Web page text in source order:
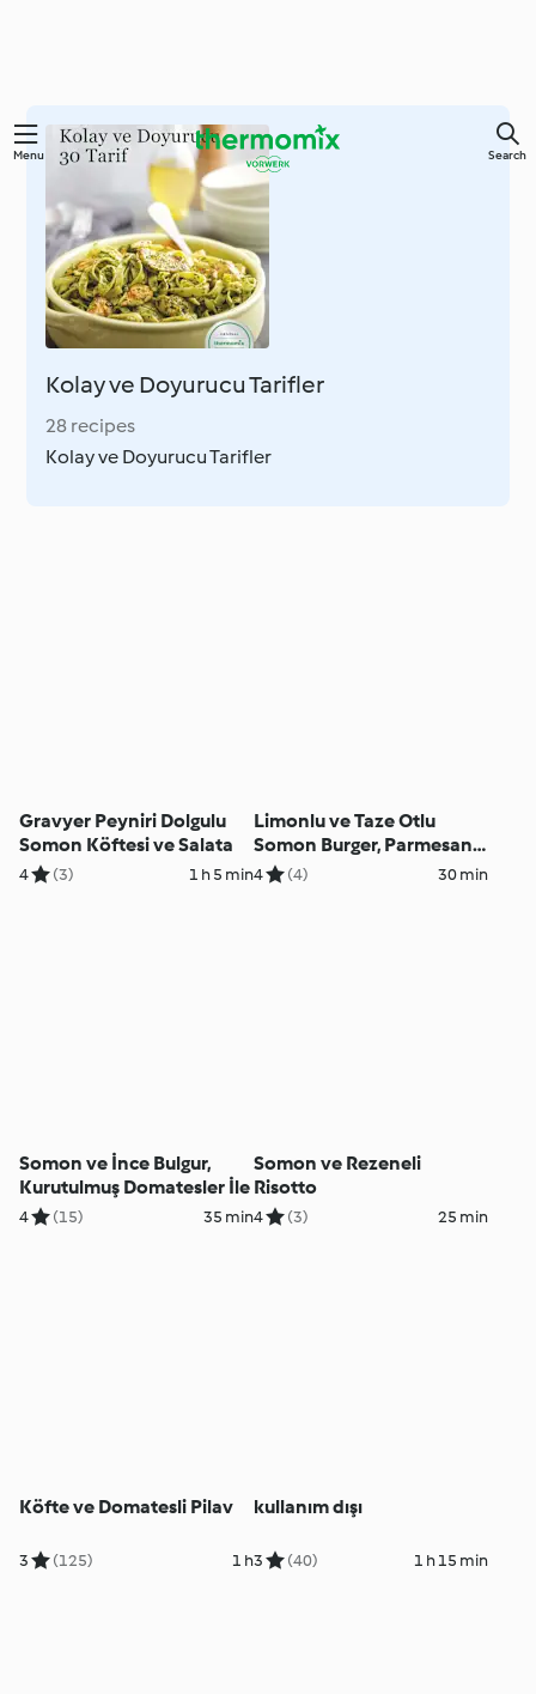
Skip
content
Menu Search
Kolay ve Doyurucu Tarifler
28 recipes
Kolay ve Doyurucu Tarifler
Gravyer Peyniri Dolgulu
Somon Köftesi ve Salata
4 (3) 1 h 5 min
Limonlu ve Taze Otlu
Somon Burger, Parmesanlı
Kabak İle
4 (4) 30 min
Somon ve İnce Bulgur,
Kurutulmuş Domatesler İle
4 (15) 35 min
Somon ve Rezeneli
Risotto
4 (3) 25 min
Köfte ve Domatesli Pilav
3 (125) 1 h
kullanım dışı
3 (40) 1 h 15 min